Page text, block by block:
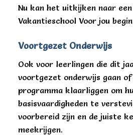
Nu kan het uitkijken naar
Vakantieschool Voor jou
Voortgezet Onderwijs
Ook voor leerlingen die dit
voortgezet onderwijs gaan of
programma klaarliggen om
basisvaardigheden te
voorbereid zijn en de juiste
meekrijgen.